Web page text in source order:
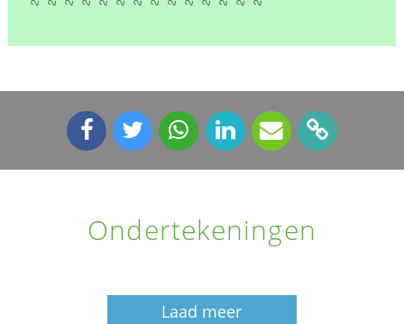
Ondertekeningen
Laad meer